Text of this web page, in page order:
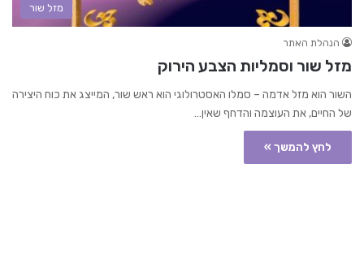
מזל שור
הנהלת האתר
מזל שור וסמליות הצבע הירוק
השור הוא מזל אדמה – סמלו האסטרולוגי הוא ראש שור, המייצג את כוח היצירה
של החיים, את העוצמה והדחף שאין…
לחץ להמשך »